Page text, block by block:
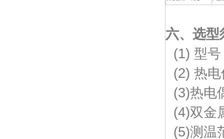
六、选型
(1) 型号
(2) 热
(3)热电
(4)双金
(5)测温